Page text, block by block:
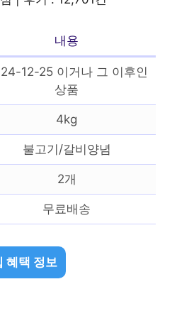
내용
12-25 이거나 그 이후인
상품
4kg
불고기/갈비양념
2개
무료배송
혜택 정보